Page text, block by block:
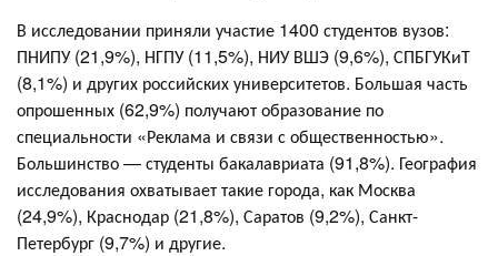
В исследовании приняли участие 1400 студентов вузов:
ПНИПУ (21,9%), НГПУ (11,5%), НИУ ВШЭ (9,6%), СПБГУКиТ
(8,1%) и других российских университетов. Большая часть
опрошенных (62,9%) получают образование по
специальности «Реклама и связи с общественностью».
Большинство — студенты бакалавриата (91,8%). География
исследования охватывает такие города, как Москва
(24,9%), Краснодар (21,8%), Саратов (9,2%), Санкт-
Петербург (9,7%) и другие.